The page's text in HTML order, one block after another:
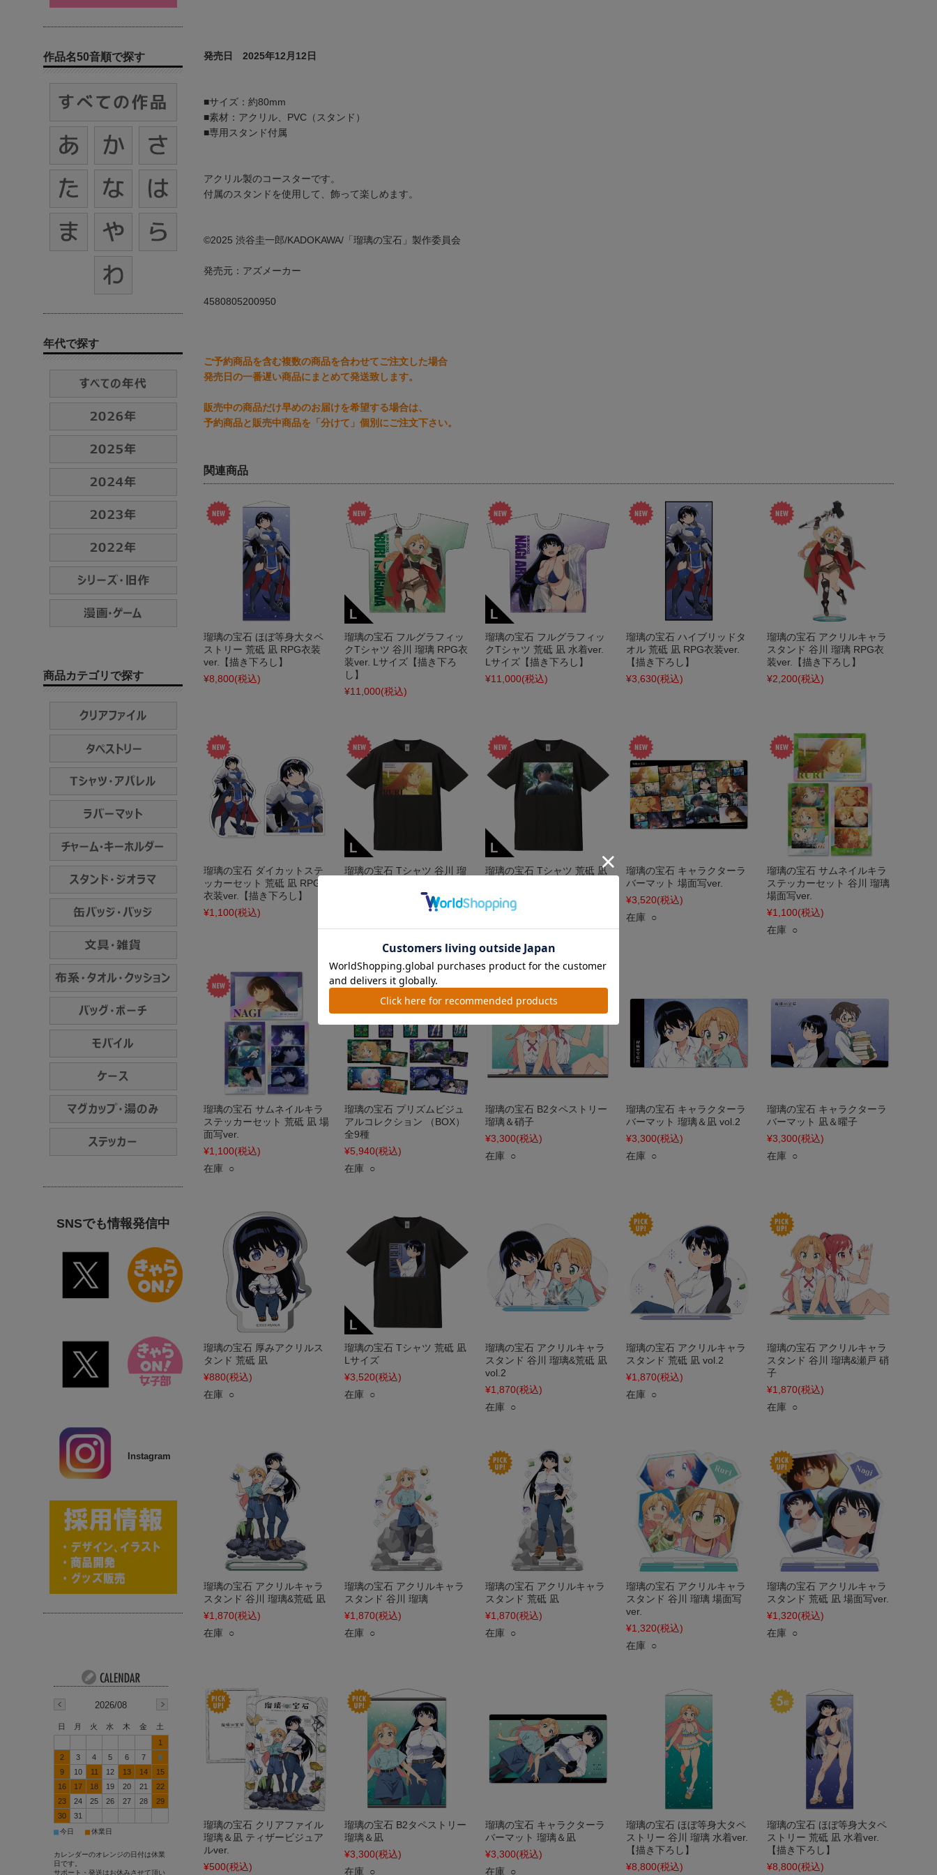
発売日 2025年12月12日
■サイズ：約80mm
■素材：アクリル、PVC（スタンド）
■専用スタンド付属
アクリル製のコースターです。
付属のスタンドを使用して、飾って楽しめます。
©2025 渋谷圭一郎/KADOKAWA/「瑠璃の宝石」製作委員会
発売元：アズメーカー
4580805200950
ご予約商品を含む複数の商品を合わせてご注文した場合
発売日の一番遅い商品にまとめて発送致します。
販売中の商品だけ早めのお届けを希望する場合は、
予約商品と販売中商品を「分けて」個別にご注文下さい。
関連商品
瑠璃の宝石 ほぼ等身大タペ
ストリー 荒砥 凪 RPG衣装
ver.【描き下ろし】
¥8,800(税込)
瑠璃の宝石 フルグラフィッ
クTシャツ 谷川 瑠璃 RPG衣
装ver. Lサイズ【描き下ろ
し】
¥11,000(税込)
瑠璃の宝石 フルグラフィッ
クTシャツ 荒砥 凪 水着ver.
Lサイズ【描き下ろし】
¥11,000(税込)
瑠璃の宝石 ハイブリッドタ
オル 荒砥 凪 RPG衣装ver.
【描き下ろし】
¥3,630(税込)
瑠璃の宝石 アクリルキャラ
スタンド 谷川 瑠璃 RPG衣
装ver.【描き下ろし】
¥2,200(税込)
瑠璃の宝石 ダイカットステ
ッカーセット 荒砥 凪 RPG
衣装ver.【描き下ろし】
¥1,100(税込)
瑠璃の宝石 Tシャツ 谷川 瑠
瑠璃の宝石 Tシャツ 荒砥 凪
¥3,850(税込)
瑠璃の宝石 キャラクターラ
バーマット 場面写ver.
¥3,520(税込)
在庫 ○
瑠璃の宝石 サムネイルキラ
ステッカーセット 谷川 瑠璃
場面写ver.
¥1,100(税込)
在庫 ○
瑠璃の宝石 サムネイルキラ
ステッカーセット 荒砥 凪 場
面写ver.
¥1,100(税込)
在庫 ○
瑠璃の宝石 プリズムビジュ
アルコレクション （BOX）
全9種
¥5,940(税込)
在庫 ○
瑠璃の宝石 B2タペストリー
瑠璃＆硝子
¥3,300(税込)
在庫 ○
瑠璃の宝石 キャラクターラ
バーマット 瑠璃＆凪 vol.2
¥3,300(税込)
在庫 ○
瑠璃の宝石 キャラクターラ
バーマット 凪＆曜子
¥3,300(税込)
在庫 ○
瑠璃の宝石 厚みアクリルス
タンド 荒砥 凪
¥880(税込)
在庫 ○
瑠璃の宝石 Tシャツ 荒砥 凪
Lサイズ
¥3,520(税込)
在庫 ○
瑠璃の宝石 アクリルキャラ
スタンド 谷川 瑠璃&荒砥 凪
vol.2
¥1,870(税込)
在庫 ○
瑠璃の宝石 アクリルキャラ
スタンド 荒砥 凪 vol.2
¥1,870(税込)
在庫 ○
瑠璃の宝石 アクリルキャラ
スタンド 谷川 瑠璃&瀬戸 硝
子
¥1,870(税込)
在庫 ○
瑠璃の宝石 アクリルキャラ
スタンド 谷川 瑠璃&荒砥 凪
¥1,870(税込)
在庫 ○
瑠璃の宝石 アクリルキャラ
スタンド 谷川 瑠璃
¥1,870(税込)
在庫 ○
瑠璃の宝石 アクリルキャラ
スタンド 荒砥 凪
¥1,870(税込)
在庫 ○
瑠璃の宝石 アクリルキャラ
スタンド 谷川 瑠璃 場面写
ver.
¥1,320(税込)
在庫 ○
瑠璃の宝石 アクリルキャラ
スタンド 荒砥 凪 場面写ver.
¥1,320(税込)
在庫 ○
瑠璃の宝石 クリアファイル
瑠璃＆凪 ティザービジュア
ルver.
¥500(税込)
瑠璃の宝石 B2タペストリー
瑠璃＆凪
¥3,300(税込)
在庫 ○
瑠璃の宝石 キャラクターラ
バーマット 瑠璃＆凪
¥3,300(税込)
在庫 ○
瑠璃の宝石 ほぼ等身大タペ
ストリー 谷川 瑠璃 水着ver.
【描き下ろし】
¥8,800(税込)
瑠璃の宝石 ほぼ等身大タペ
ストリー 荒砥 凪 水着ver.
【描き下ろし】
¥8,800(税込)
作品名50音順で探す
年代で探す
商品カテゴリで探す
SNSでも情報発信中
Instagram
2026/08
日 月 火 水 木 金
土
1
2
3 4 5 6 7
8
9
10 11 12 13 14
15
16
17 18 19 20 21
22
23
24 25 26 27 28
29
30
31
■今日 ■休業日
カレンダーのオレンジの日付は休業
日です。
サポート・発送はお休みさせて頂い